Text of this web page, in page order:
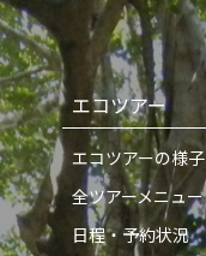
エコツアー
エコツアーの様子
全ツアーメニュー
日程・予約状況